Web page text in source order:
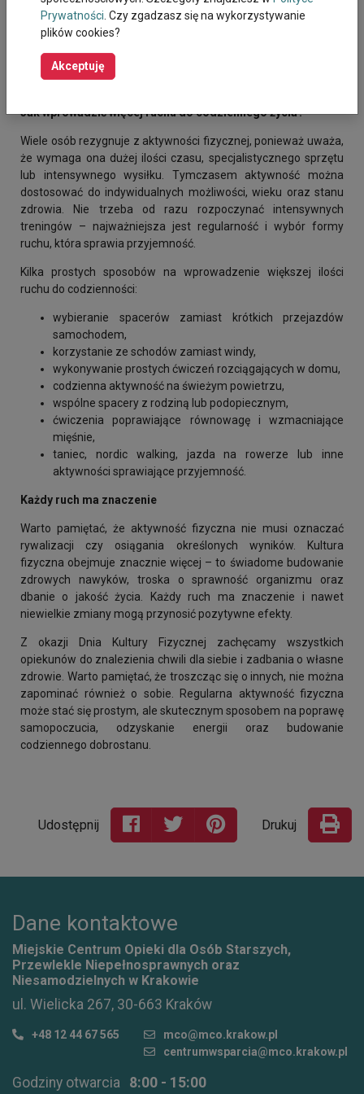
Dlatego warto pamiętać, że dbanie o własne zdrowie nie jest
przejawem egoizmu, a koniecznością – osoba, która ma siłę i
energię, może skuteczniej wspierać innych. Nawet krótka
chwila przeznaczona na ruch może stać się ważnym
elementem codziennej profilaktyki i regeneracji.
Jak wprowadzić więcej ruchu do codziennego życia?
Wiele osób rezygnuje z aktywności fizycznej, ponieważ uważa,
że wymaga ona dużej ilości czasu, specjalistycznego sprzętu
lub intensywnego wysiłku. Tymczasem aktywność można
dostosować do indywidualnych możliwości, wieku oraz stanu
zdrowia. Nie trzeba od razu rozpoczynać intensywnych
treningów – najważniejsza jest regularność i wybór formy
ruchu, która sprawia przyjemność.
Kilka prostych sposobów na wprowadzenie większej ilości
ruchu do codzienności:
wybieranie spacerów zamiast krótkich przejazdów
samochodem,
korzystanie ze schodów zamiast windy,
wykonywanie prostych ćwiczeń rozciągających w domu,
codzienna aktywność na świeżym powietrzu,
wspólne spacery z rodziną lub podopiecznym,
ćwiczenia poprawiające równowagę i wzmacniające
mięśnie,
taniec, nordic walking, jazda na rowerze lub inne
aktywności sprawiające przyjemność.
Każdy ruch ma znaczenie
Warto pamiętać, że aktywność fizyczna nie musi oznaczać
rywalizacji czy osiągania określonych wyników. Kultura
fizyczna obejmuje znacznie więcej – to świadome budowanie
zdrowych nawyków, troska o sprawność organizmu oraz
dbanie o jakość życia. Każdy ruch ma znaczenie i nawet
niewielkie zmiany mogą przynosić pozytywne efekty.
Z okazji Dnia Kultury Fizycznej zachęcamy wszystkich
opiekunów do znalezienia chwili dla siebie i zadbania o własne
zdrowie. Warto pamiętać, że troszcząc się o innych, nie można
zapominać również o sobie. Regularna aktywność fizyczna
może stać się prostym, ale skutecznym sposobem na poprawę
samopoczucia, odzyskanie energii oraz budowanie
codziennego dobrostanu.
Udostępnij Drukuj
Prywatności . Czy zgadzasz się na wykorzystywanie
plików cookies?
Akceptuję
Dane kontaktowe
Miejskie Centrum Opieki dla Osób Starszych,
Przewlekle Niepełnosprawnych oraz
Niesamodzielnych w Krakowie
ul. Wielicka 267, 30-663 Kraków
+48 12 44 67 565
mco@mco.krakow.pl
centrumwsparcia@mco.krakow.pl
Godziny otwarcia 8:00 - 15:00